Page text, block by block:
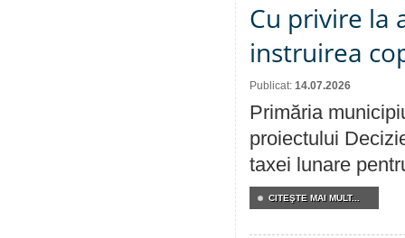
Cu privire la
instruirea
Publicat: 14.07.2026
Primăria
proiectului
taxei lunare
CITEŞTE MAI MULT...